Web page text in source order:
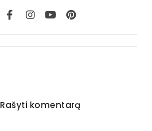
Rašyti komentarą